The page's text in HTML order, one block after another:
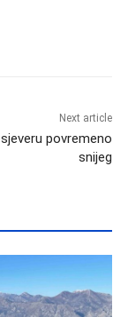
Next article
povremeno
snijeg